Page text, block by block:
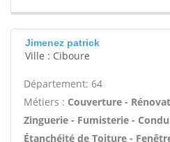
Jimenez patrick
Ville : Ciboure
Département: 64
Métiers : Couverture -
Zinguerie - Fumisterie -
Étanchéité de Toiture -